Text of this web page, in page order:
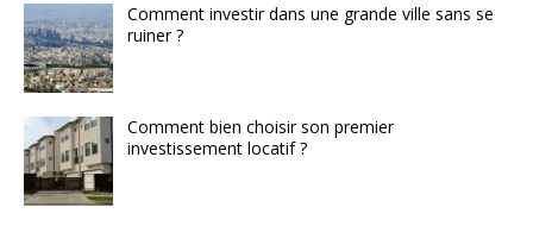
Comment investir dans une grande ville sans se
ruiner ?
Comment bien choisir son premier
investissement locatif ?